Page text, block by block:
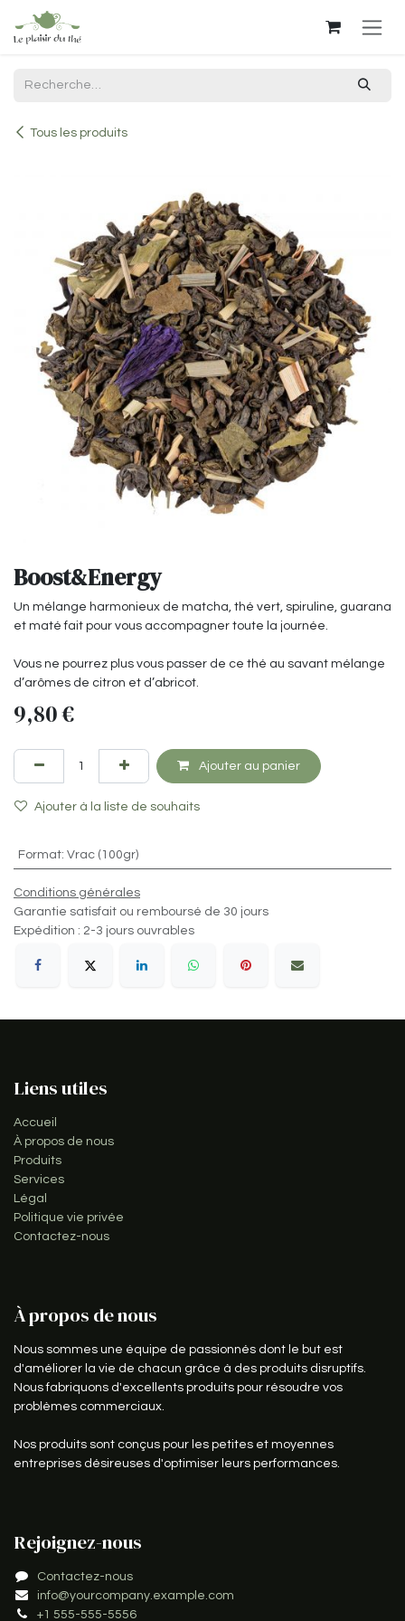
Se rendre au contenu
Tous les produits
Boost&Energy
Un mélange harmonieux de matcha, thé vert, spiruline, guarana
et maté fait pour vous accompagner toute la journée.
Vous ne pourrez plus vous passer de ce thé au savant mélange
d’arômes de citron et d’abricot.
9,80€
Ajouter au panier
Ajouter à la liste de souhaits
Format: Vrac (100gr)
Conditions générales
Garantie satisfait ou remboursé de 30 jours
Expédition : 2-3 jours ouvrables
Liens utiles
Accueil
À propos de nous
Produits
Services
Légal
Politique vie privée
Contactez-nous
À propos de nous
Nous sommes une équipe de passionnés dont le but est
d'améliorer la vie de chacun grâce à des produits disruptifs.
Nous fabriquons d'excellents produits pour résoudre vos
problèmes commerciaux.
Nos produits sont conçus pour les petites et moyennes
entreprises désireuses d'optimiser leurs performances.
Rejoignez-nous
Contactez-nous
info@yourcompany.example.com
+1 555-555-5556